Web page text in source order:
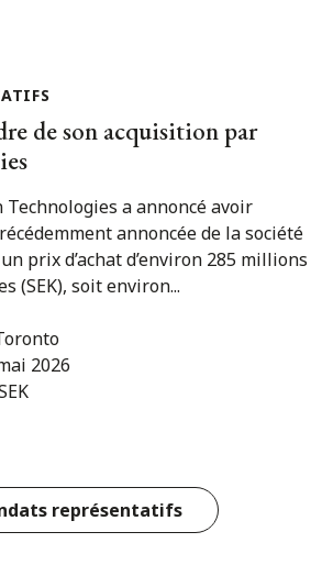
de son acquisition par
Technologies a annoncé avoir
annoncée de la société
prix d’achat d’environ 285 millions
(SEK), soit environ...
2026
représentatifs